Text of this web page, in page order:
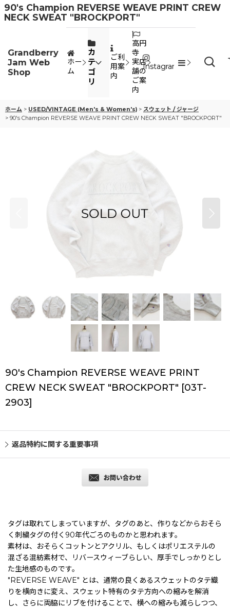
90's Champion REVERSE WEAVE PRINT CREW
NECK SWEAT "BROCKPORT"
Grandberry
Jam Web
Shop
ホー
ム
カ
テ
ゴ
リ
ご利
用案
内
高円
寺
実店
舗の
ご案
内
Instagram
ホーム > USED/VINTAGE (Men's & Women's) > スウェット / ジャージ
> 90's Champion REVERSE WEAVE PRINT CREW NECK SWEAT "BROCKPORT"
90's Champion REVERSE WEAVE PRINT
CREW NECK SWEAT "BROCKPORT" [03T-
2903]
返品特約に関する重要事項
タグは取れてしまっていますが、タグのあと、作りなどからおそら
く刺繍タグの付く90年代ごろのものかと思われます。
素材は、おそらくコットンとアクリル、もしくはポリエステルの
混ざる混紡素材で、リバースウィーブらしい、厚手でしっかりとし
た生地感のものです。
"REVERSE WEAVE" とは、通常の良くあるスウェットのタテ織
りを横向きに変え、スウェット特有のタテ方向への縮みを解消
し、さらに両脇にリブを付けることで、横への縮みも減らしつつ、